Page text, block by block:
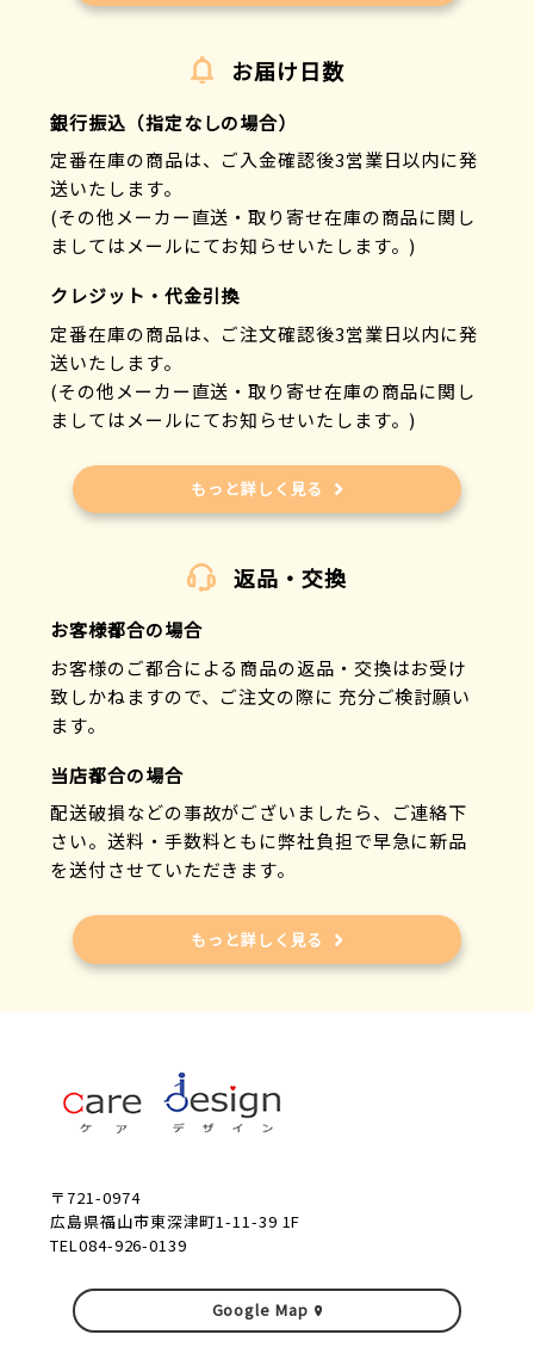
お届け日数
銀行振込（指定なしの場合）
定番在庫の商品は、ご入金確認後3営業日以内に発
送いたします。
(その他メーカー直送・取り寄せ在庫の商品に関し
ましてはメールにてお知らせいたします。)
クレジット・代金引換
定番在庫の商品は、ご注文確認後3営業日以内に発
送いたします。
(その他メーカー直送・取り寄せ在庫の商品に関し
ましてはメールにてお知らせいたします。)
もっと詳しく見る
返品・交換
お客様都合の場合
お客様のご都合による商品の返品・交換はお受け
致しかねますので、ご注文の際に 充分ご検討願い
ます。
当店都合の場合
配送破損などの事故がございましたら、ご連絡下
さい。送料・手数料ともに弊社負担で早急に新品
を送付させていただきます。
もっと詳しく見る
〒721-0974
広島県福山市東深津町1-11-39 1F
TEL084-926-0139
Google Map